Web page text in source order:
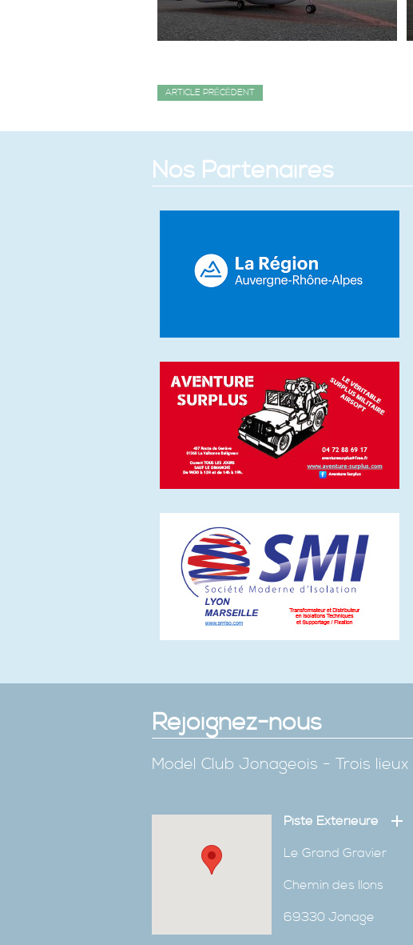
ARTICLE PRÉCÉDENT
Nos Partenaires
Rejoignez-nous
Model Club Jonageois - Trois
Piste Extérieure
Le Grand Gravier
Chemin des Ilons
69330 Jonage